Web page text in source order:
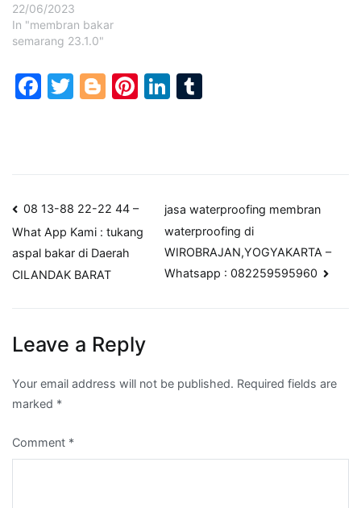
22/06/2023
In "membran bakar
semarang 23.1.0"
Facebook
Twitter
Blogger
Pinterest
LinkedIn
Post
navigation
08 13-88 22-22 44 –
What App Kami : tukang
aspal bakar di Daerah
CILANDAK BARAT
jasa waterproofing membran
waterproofing di
WIROBRAJAN,YOGYAKARTA –
Whatsapp : 082259595960
Leave a Reply
Your email address will not be published. Required fields are
marked *
Comment *